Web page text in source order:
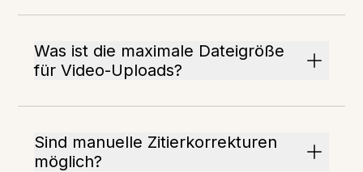
Was ist die maximale Dateigröße
für Video-Uploads?
Sind manuelle Zitierkorrekturen
möglich?